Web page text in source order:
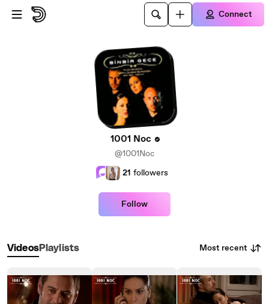
Skip to main content
Connect
1001 Noc
@1001Noc
21 followers
Follow
VideosPlaylists Most recent